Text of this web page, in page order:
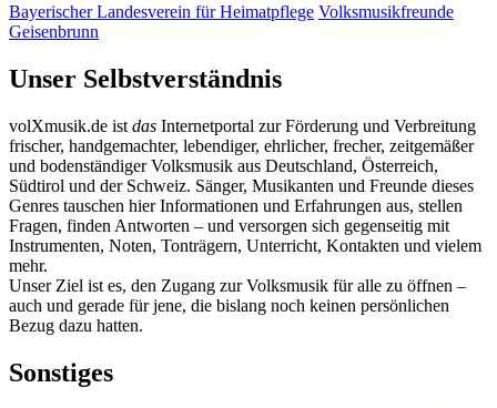
Bayerischer Landesverein für Heimatpflege Volksmusikfreunde
Geisenbrunn
Unser Selbstverständnis
volXmusik.de ist das Internetportal zur Förderung und Verbreitung
frischer, handgemachter, lebendiger, ehrlicher, frecher, zeitgemäßer
und bodenständiger Volksmusik aus Deutschland, Österreich,
Südtirol und der Schweiz. Sänger, Musikanten und Freunde dieses
Genres tauschen hier Informationen und Erfahrungen aus, stellen
Fragen, finden Antworten – und versorgen sich gegenseitig mit
Instrumenten, Noten, Tonträgern, Unterricht, Kontakten und vielem
mehr.
Unser Ziel ist es, den Zugang zur Volksmusik für alle zu öffnen –
auch und gerade für jene, die bislang noch keinen persönlichen
Bezug dazu hatten.
Sonstiges